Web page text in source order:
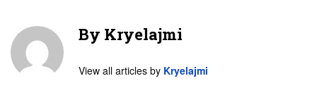
By Kryelajmi
View all articles by Kryelajmi